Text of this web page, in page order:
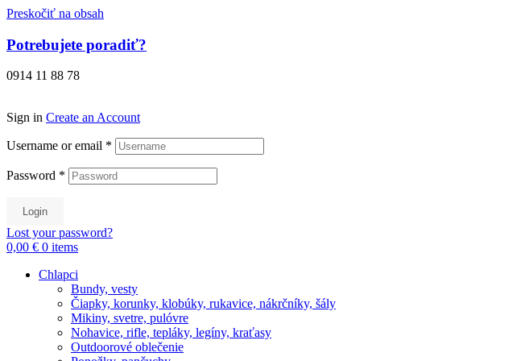
Preskočiť na obsah
Potrebujete poradiť?
0914 11 88 78
Sign in Create an Account
Username or email *
Password *
Login
Lost your password?
0,00 € 0 items
Chlapci
Bundy, vesty
Čiapky, korunky, klobúky, rukavice, nákrčníky, šály
Mikiny, svetre, pulóvre
Nohavice, rifle, tepláky, legíny, kraťasy
Outdoorové oblečenie